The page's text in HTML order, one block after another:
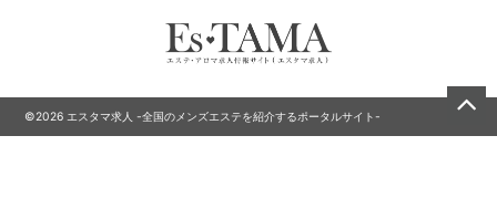
©2026 エスタマ求人 -全国のメンズエステを紹介するポータルサイト-